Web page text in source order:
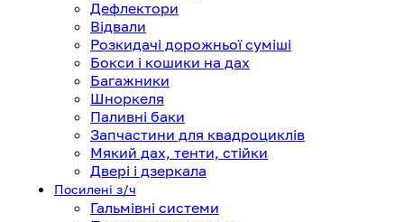
Дефлектори
Відвали
Розкидачі дорожньої суміші
Бокси і кошики на дах
Багажники
Шноркеля
Паливні баки
Запчастини для квадроциклів
Мякий дах, тенти, стійки
Двері і дзеркала
Посилені з/ч
Гальмівні системи